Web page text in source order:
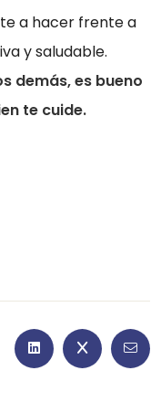
a hacer frente a
y saludable.
demás, es bueno
te cuide.